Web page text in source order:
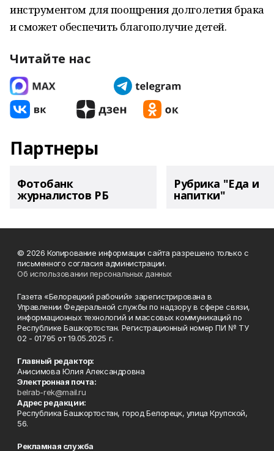
инструментом для поощрения долголетия брака
и сможет обеспечить благополучие детей.
Читайте нас
Партнеры
Фотобанк
журналистов РБ
Рубрика "Еда и
напитки"
© 2026 Копирование информации сайта разрешено только с
письменного согласия администрации.
Об использовании персональных данных
Газета «Белорецкий рабочий» зарегистрирована в
Управлении Федеральной службы по надзору в сфере связи,
информационных технологий и массовых коммуникаций по
Республике Башкортостан. Регистрационный номер ПИ № ТУ
02 - 01795 от 19.05.2025 г.
Главный редактор:
Анисимова Юлия Александровна
Электронная почта:
belrab-rek@mail.ru
Адрес редакции:
Республика Башкортостан, город Белорецк, улица Крупской,
56.
Рекламная служба